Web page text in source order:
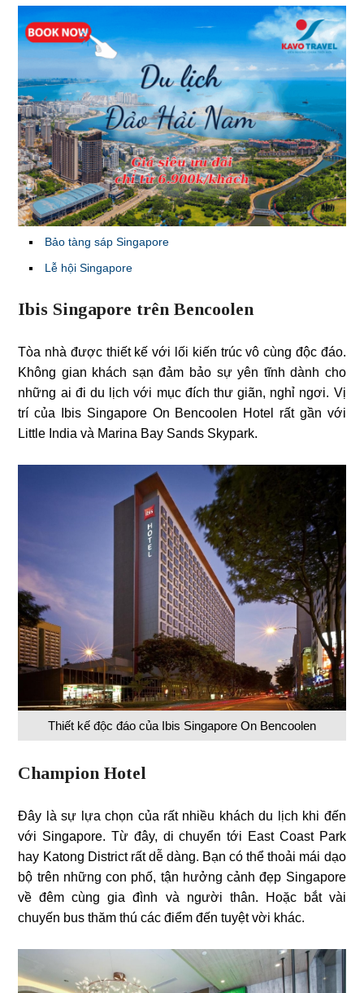
Bảo tàng sáp Singapore
Lễ hội Singapore
Ibis Singapore trên Bencoolen
Tòa nhà được thiết kế với lối kiến trúc vô cùng độc đáo.
Không gian khách sạn đảm bảo sự yên tĩnh dành cho
những ai đi du lịch với mục đích thư giãn, nghỉ ngơi. Vị
trí của Ibis Singapore On Bencoolen Hotel rất gần với
Little India và Marina Bay Sands Skypark.
Thiết kế độc đáo của Ibis Singapore On Bencoolen
Champion Hotel
Đây là sự lựa chọn của rất nhiều khách du lịch khi đến
với Singapore. Từ đây, di chuyển tới East Coast Park
hay Katong District rất dễ dàng. Bạn có thể thoải mái dạo
bộ trên những con phố, tận hưởng cảnh đẹp Singapore
về đêm cùng gia đình và người thân. Hoặc bắt vài
chuyến bus thăm thú các điểm đến tuyệt vời khác.